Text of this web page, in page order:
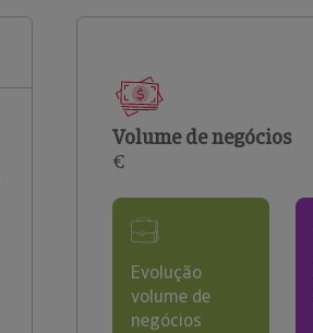
Volume de negócios
€
Evolução
volume de
negócios